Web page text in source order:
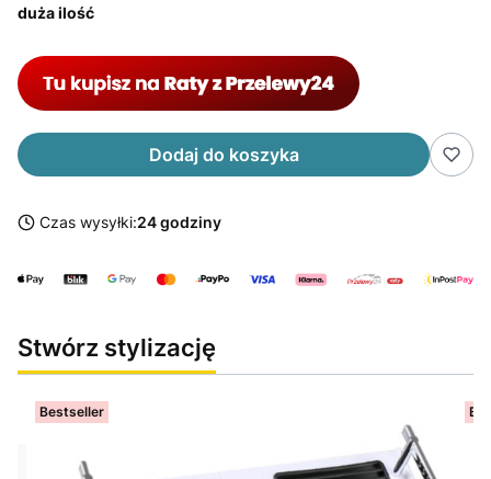
duża ilość
Dodaj do koszyka
Czas wysyłki:24 godziny
Stwórz stylizację
Bestseller